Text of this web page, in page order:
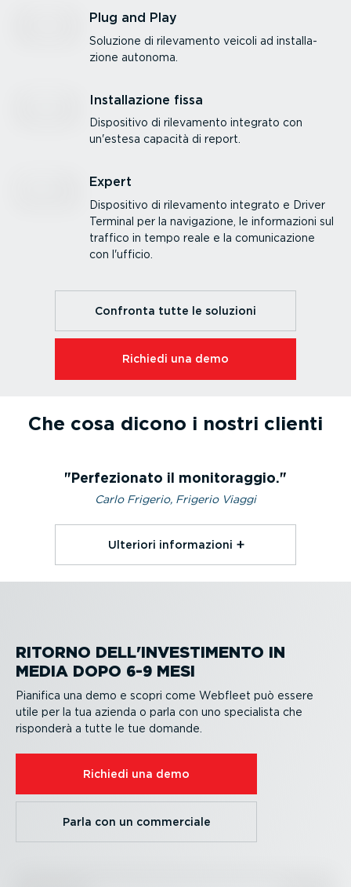
Plug and Play
Soluzione di rilevamento veicoli ad instal­la­
zione autonoma.
Instal­la­zione fissa
Dispositivo di rilevamento integrato con
un'estesa capacità di report.
Expert
Dispositivo di rilevamento integrato e Driver
Terminal per la navigazione, le infor­ma­zioni sul
traffico in tempo reale e la comuni­ca­zione
con l'ufficio.
Confronta tutte le soluzioni
Richiedi una demo
Che cosa dicono i nostri clienti
Perfezionato il monitoraggio.
Carlo Frigerio, Frigerio Viaggi
Ulteriori infor­ma­zioni⁠
RITORNO DELL'INVESTI­MENTO IN
MEDIA DOPO 6-9 MESI
Pianifica una demo e scopri come Webfleet può essere
utile per la tua azienda o parla con uno specialista che
risponderà a tutte le tue domande.
Richiedi una demo
Parla con un commerciale